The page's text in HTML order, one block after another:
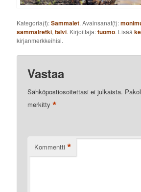
Kategoria(t):Sammalet. Avainsanat(t):
sammalretki,talvi. Kirjoittaja:tuomo. Lisää
kirjanmerkkeihisi.
Vastaa
Sähköpostiosoitettasi ei julkaista.
merkitty*
Kommentti *